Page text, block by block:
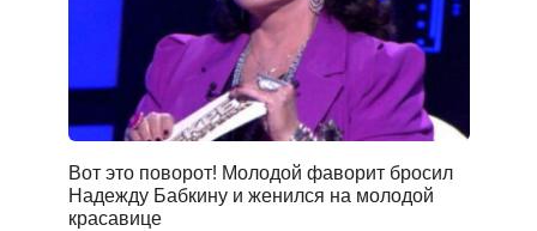
Вот это поворот! Молодой фаворит бросил
Надежду Бабкину и женился на молодой
красавице